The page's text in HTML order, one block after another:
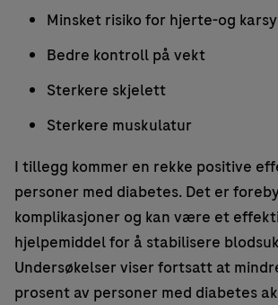
Minsket risiko for hjerte-og
Bedre kontroll på vekt
Sterkere skjelett
Sterkere muskulatur
I tillegg kommer en rekke positive
personer med diabetes. Det er
komplikasjoner og kan være et
hjelpemiddel for å stabilisere
Undersøkelser viser fortsatt at
prosent av personer med diabetes